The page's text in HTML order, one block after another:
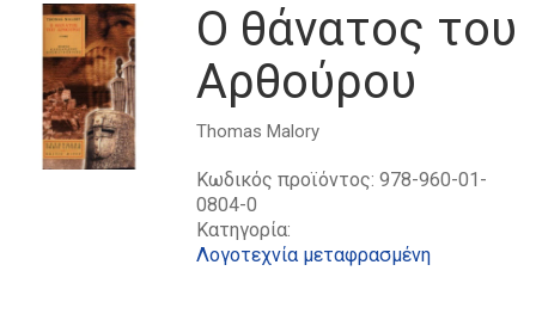
Ο θάνατος του
Αρθούρου
Thomas Malory
Κωδικός προϊόντος:978-960-01-
0804-0
Κατηγορία:
Λογοτεχνία μεταφρασμένη